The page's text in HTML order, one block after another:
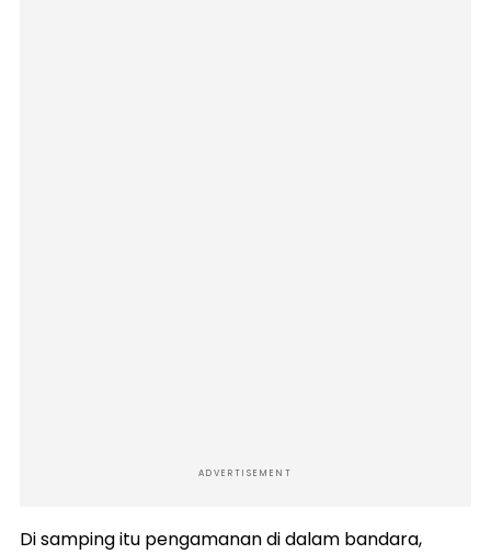
ADVERTISEMENT
Di samping itu pengamanan di dalam bandara,